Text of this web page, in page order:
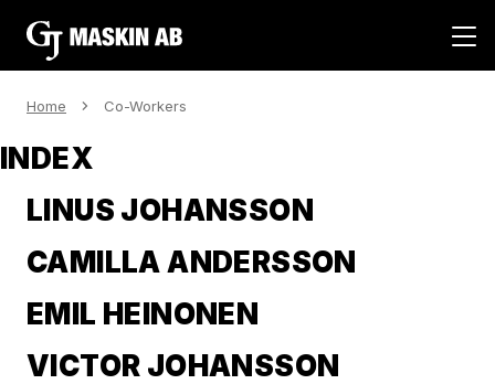
content
Home Co-Workers
INDEX
LINUS JOHANSSON
CAMILLA ANDERSSON
EMIL HEINONEN
VICTOR JOHANSSON